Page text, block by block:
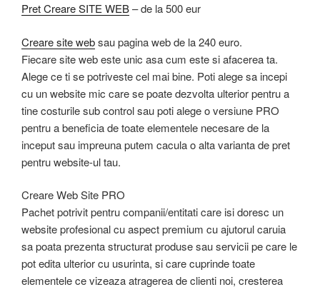
Pret Creare SITE WEB– de la 500 eur
Creare site websau pagina web de la 240 euro.
Fiecare site web este unic asa cum este si afacerea ta.
Alege ce ti se potriveste cel mai bine. Poti alege sa incepi
cu un website mic care se poate dezvolta ulterior pentru a
tine costurile sub control sau poti alege o versiune PRO
pentru a beneficia de toate elementele necesare de la
inceput sau impreuna putem cacula o alta varianta de pret
pentru website-ul tau.
Creare Web Site PRO
Pachet potrivit pentru companii/entitati care isi doresc un
website profesional cu aspect premium cu ajutorul caruia
sa poata prezenta structurat produse sau servicii pe care le
pot edita ulterior cu usurinta, si care cuprinde toate
elementele ce vizeaza atragerea de clienti noi, cresterea